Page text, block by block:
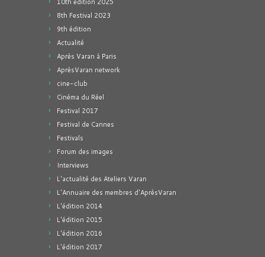
8th Festival 2023
9th édition
Actualité
Après Varan à Paris
AprèsVaran network
cine-club
Cinéma du Réel
Festival 2017
Festival de Cannes
Festivals
Forum des images
Interviews
L'actualité des Ateliers Varan
L'Annuaire des membres d'AprèsVaran
L'édition 2014
L'édition 2015
L'édition 2016
L'édition 2017